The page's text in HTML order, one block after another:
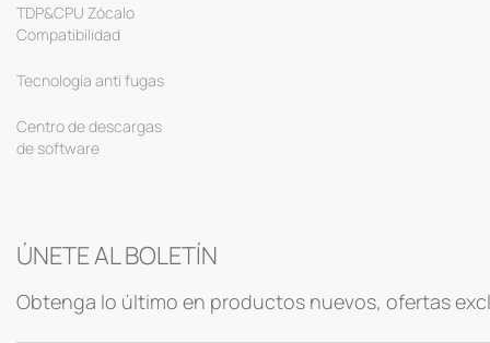
TDP&CPU Zócalo
Compatibilidad
Tecnología anti fugas
Centro de descargas
de software
ÚNETE AL BOLETÍN
Obtenga lo último en productos nuevos, ofertas